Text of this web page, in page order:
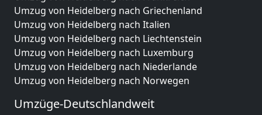
Umzug von Heidelberg nach Griechenland
Umzug von Heidelberg nach Italien
Umzug von Heidelberg nach Liechtenstein
Umzug von Heidelberg nach Luxemburg
Umzug von Heidelberg nach Niederlande
Umzug von Heidelberg nach Norwegen
Umzüge-Deutschlandweit